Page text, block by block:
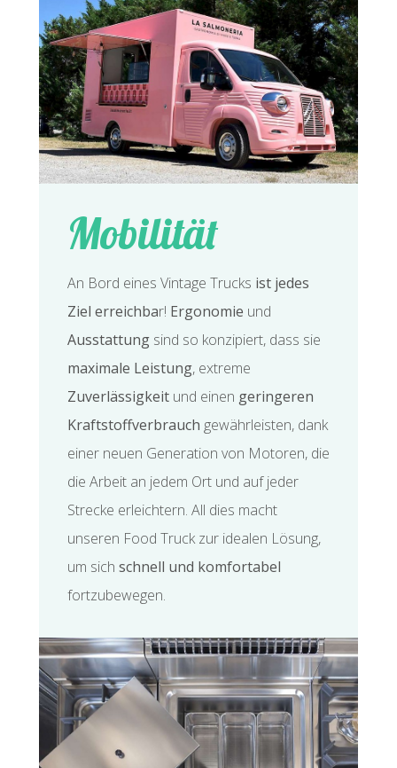
Mobilität
An Bord eines Vintage Trucks ist jedes
Ziel erreichbar! Ergonomie und
Ausstattung sind so konzipiert, dass sie
maximale Leistung, extreme
Zuverlässigkeit und einen geringeren
Kraftstoffverbrauch gewährleisten, dank
einer neuen Generation von Motoren, die
die Arbeit an jedem Ort und auf jeder
Strecke erleichtern. All dies macht
unseren Food Truck zur idealen Lösung,
um sich schnell und komfortabel
fortzubewegen.